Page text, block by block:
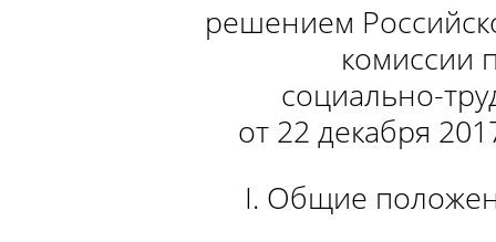
решением
комиссии
социально-
от 22 декабря
I. Общие